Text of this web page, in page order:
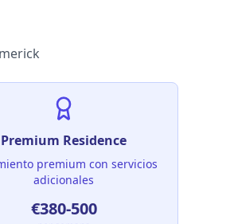
Premium Residence
premium con servicios
adicionales
€380-500